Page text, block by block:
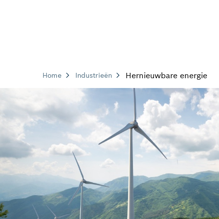
Home Industrieën Hernieuwbare energie